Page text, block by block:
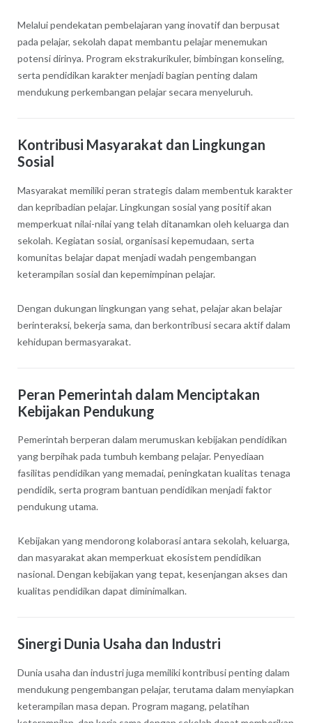
Melalui pendekatan pembelajaran yang inovatif dan berpusat
pada pelajar, sekolah dapat membantu pelajar menemukan
potensi dirinya. Program ekstrakurikuler, bimbingan konseling,
serta pendidikan karakter menjadi bagian penting dalam
mendukung perkembangan pelajar secara menyeluruh.
Kontribusi Masyarakat dan Lingkungan
Sosial
Masyarakat memiliki peran strategis dalam membentuk karakter
dan kepribadian pelajar. Lingkungan sosial yang positif akan
memperkuat nilai-nilai yang telah ditanamkan oleh keluarga dan
sekolah. Kegiatan sosial, organisasi kepemudaan, serta
komunitas belajar dapat menjadi wadah pengembangan
keterampilan sosial dan kepemimpinan pelajar.
Dengan dukungan lingkungan yang sehat, pelajar akan belajar
berinteraksi, bekerja sama, dan berkontribusi secara aktif dalam
kehidupan bermasyarakat.
Peran Pemerintah dalam Menciptakan
Kebijakan Pendukung
Pemerintah berperan dalam merumuskan kebijakan pendidikan
yang berpihak pada tumbuh kembang pelajar. Penyediaan
fasilitas pendidikan yang memadai, peningkatan kualitas tenaga
pendidik, serta program bantuan pendidikan menjadi faktor
pendukung utama.
Kebijakan yang mendorong kolaborasi antara sekolah, keluarga,
dan masyarakat akan memperkuat ekosistem pendidikan
nasional. Dengan kebijakan yang tepat, kesenjangan akses dan
kualitas pendidikan dapat diminimalkan.
Sinergi Dunia Usaha dan Industri
Dunia usaha dan industri juga memiliki kontribusi penting dalam
mendukung pengembangan pelajar, terutama dalam menyiapkan
keterampilan masa depan. Program magang, pelatihan